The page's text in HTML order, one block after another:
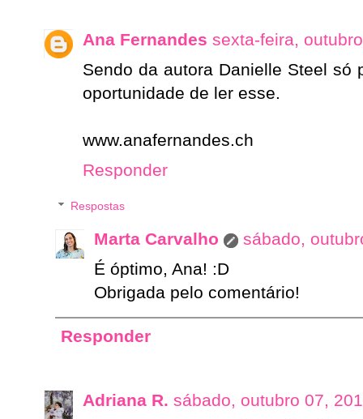
Ana Fernandes sexta-feira,
Sendo da autora Danielle Steel só
oportunidade de ler esse.
www.anafernandes.ch
Responder
Respostas
Marta Carvalho
sábado,
É óptimo, Ana! :D
Obrigada pelo comentário!
Responder
Adriana R. sábado, outubro 07,